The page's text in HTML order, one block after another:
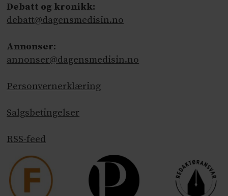
Debatt og kronikk:
debatt@dagensmedisin.no
Annonser:
annonser@dagensmedisin.no
Personvernerklæring
Salgsbetingelser
RSS-feed